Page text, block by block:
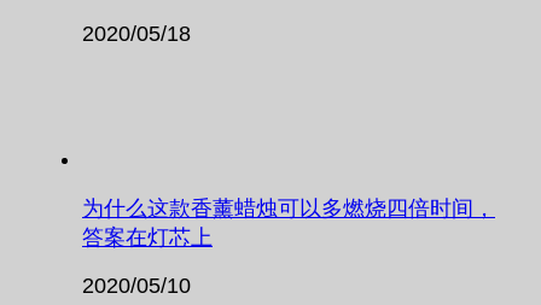
2020/05/18
为什么这款香薰蜡烛可以多燃烧四倍时间，
答案在灯芯上
2020/05/10